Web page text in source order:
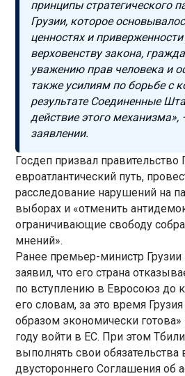
принципы стратегического
Грузии, которое
ценностях и
верховенству закона,
уважению прав человека и
также усилиям по борьбе с
результате Соединенные
действие этого механизма»,
заявлении.
Госдеп призвал правительство
евроатлантический путь,
расследование нарушений на
выборах и «отменить
ограничивающие свободу
мнений».
Ранее премьер-министр
заявил, что его страна
по вступлению в Евросоюз до
его словам, за это время
образом экономически
году войти в ЕС. При этом
выполнять свои обязательства
двустороннего Соглашения об